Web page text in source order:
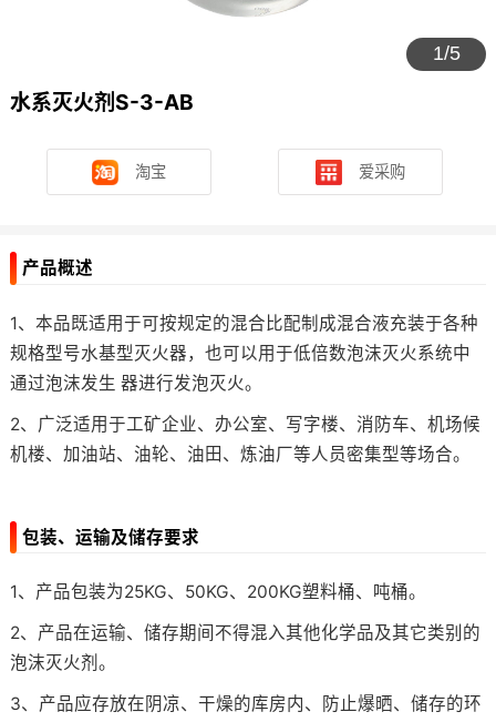
联系水胜
1/5
水系灭火剂S-3-AB
淘宝 爱采购
产品概述
1、本品既适用于可按规定的混合比配制成混合液充装于各种
规格型号水基型灭火器，也可以用于低倍数泡沫灭火系统中
通过泡沫发生 器进行发泡灭火。
2、广泛适用于工矿企业、办公室、写字楼、消防车、机场候
机楼、加油站、油轮、油田、炼油厂等人员密集型等场合。
包装、运输及储存要求
1、产品包装为25KG、50KG、200KG塑料桶、吨桶。
2、产品在运输、储存期间不得混入其他化学品及其它类别的
泡沫灭火剂。
3、产品应存放在阴凉、干燥的库房内、防止爆晒、储存的环